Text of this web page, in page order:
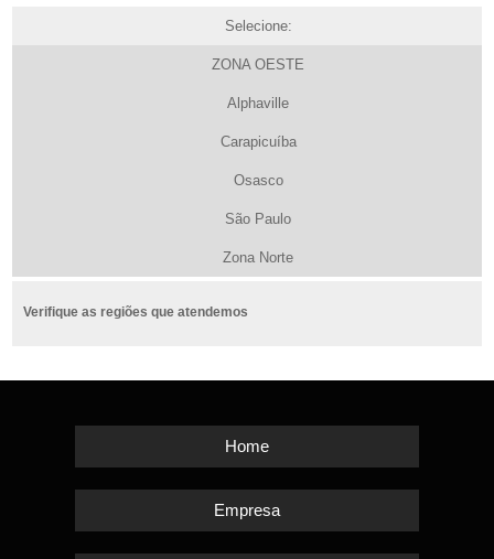
Selecione:
ZONA OESTE
Alphaville
Carapicuíba
Osasco
São Paulo
Zona Norte
Verifique as regiões que atendemos
Home
Empresa